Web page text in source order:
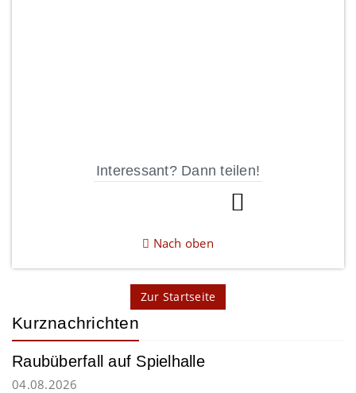
Interessant? Dann teilen!
Nach oben
Zur Startseite
Kurznachrichten
Raubüberfall auf Spielhalle
04.08.2026